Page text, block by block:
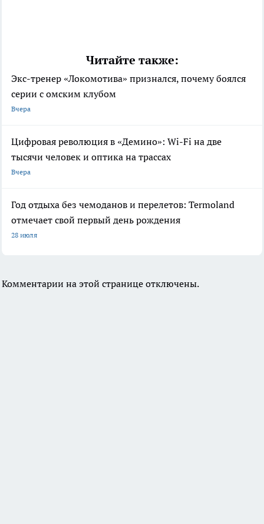
Читайте также:
Экс-тренер «Локомотива» признался, почему боялся
серии с омским клубом
Вчера
Цифровая революция в «Демино»: Wi-Fi на две
тысячи человек и оптика на трассах
Вчера
Год отдыха без чемоданов и перелетов: Termoland
отмечает свой первый день рождения
28 июля
Комментарии на этой странице отключены.